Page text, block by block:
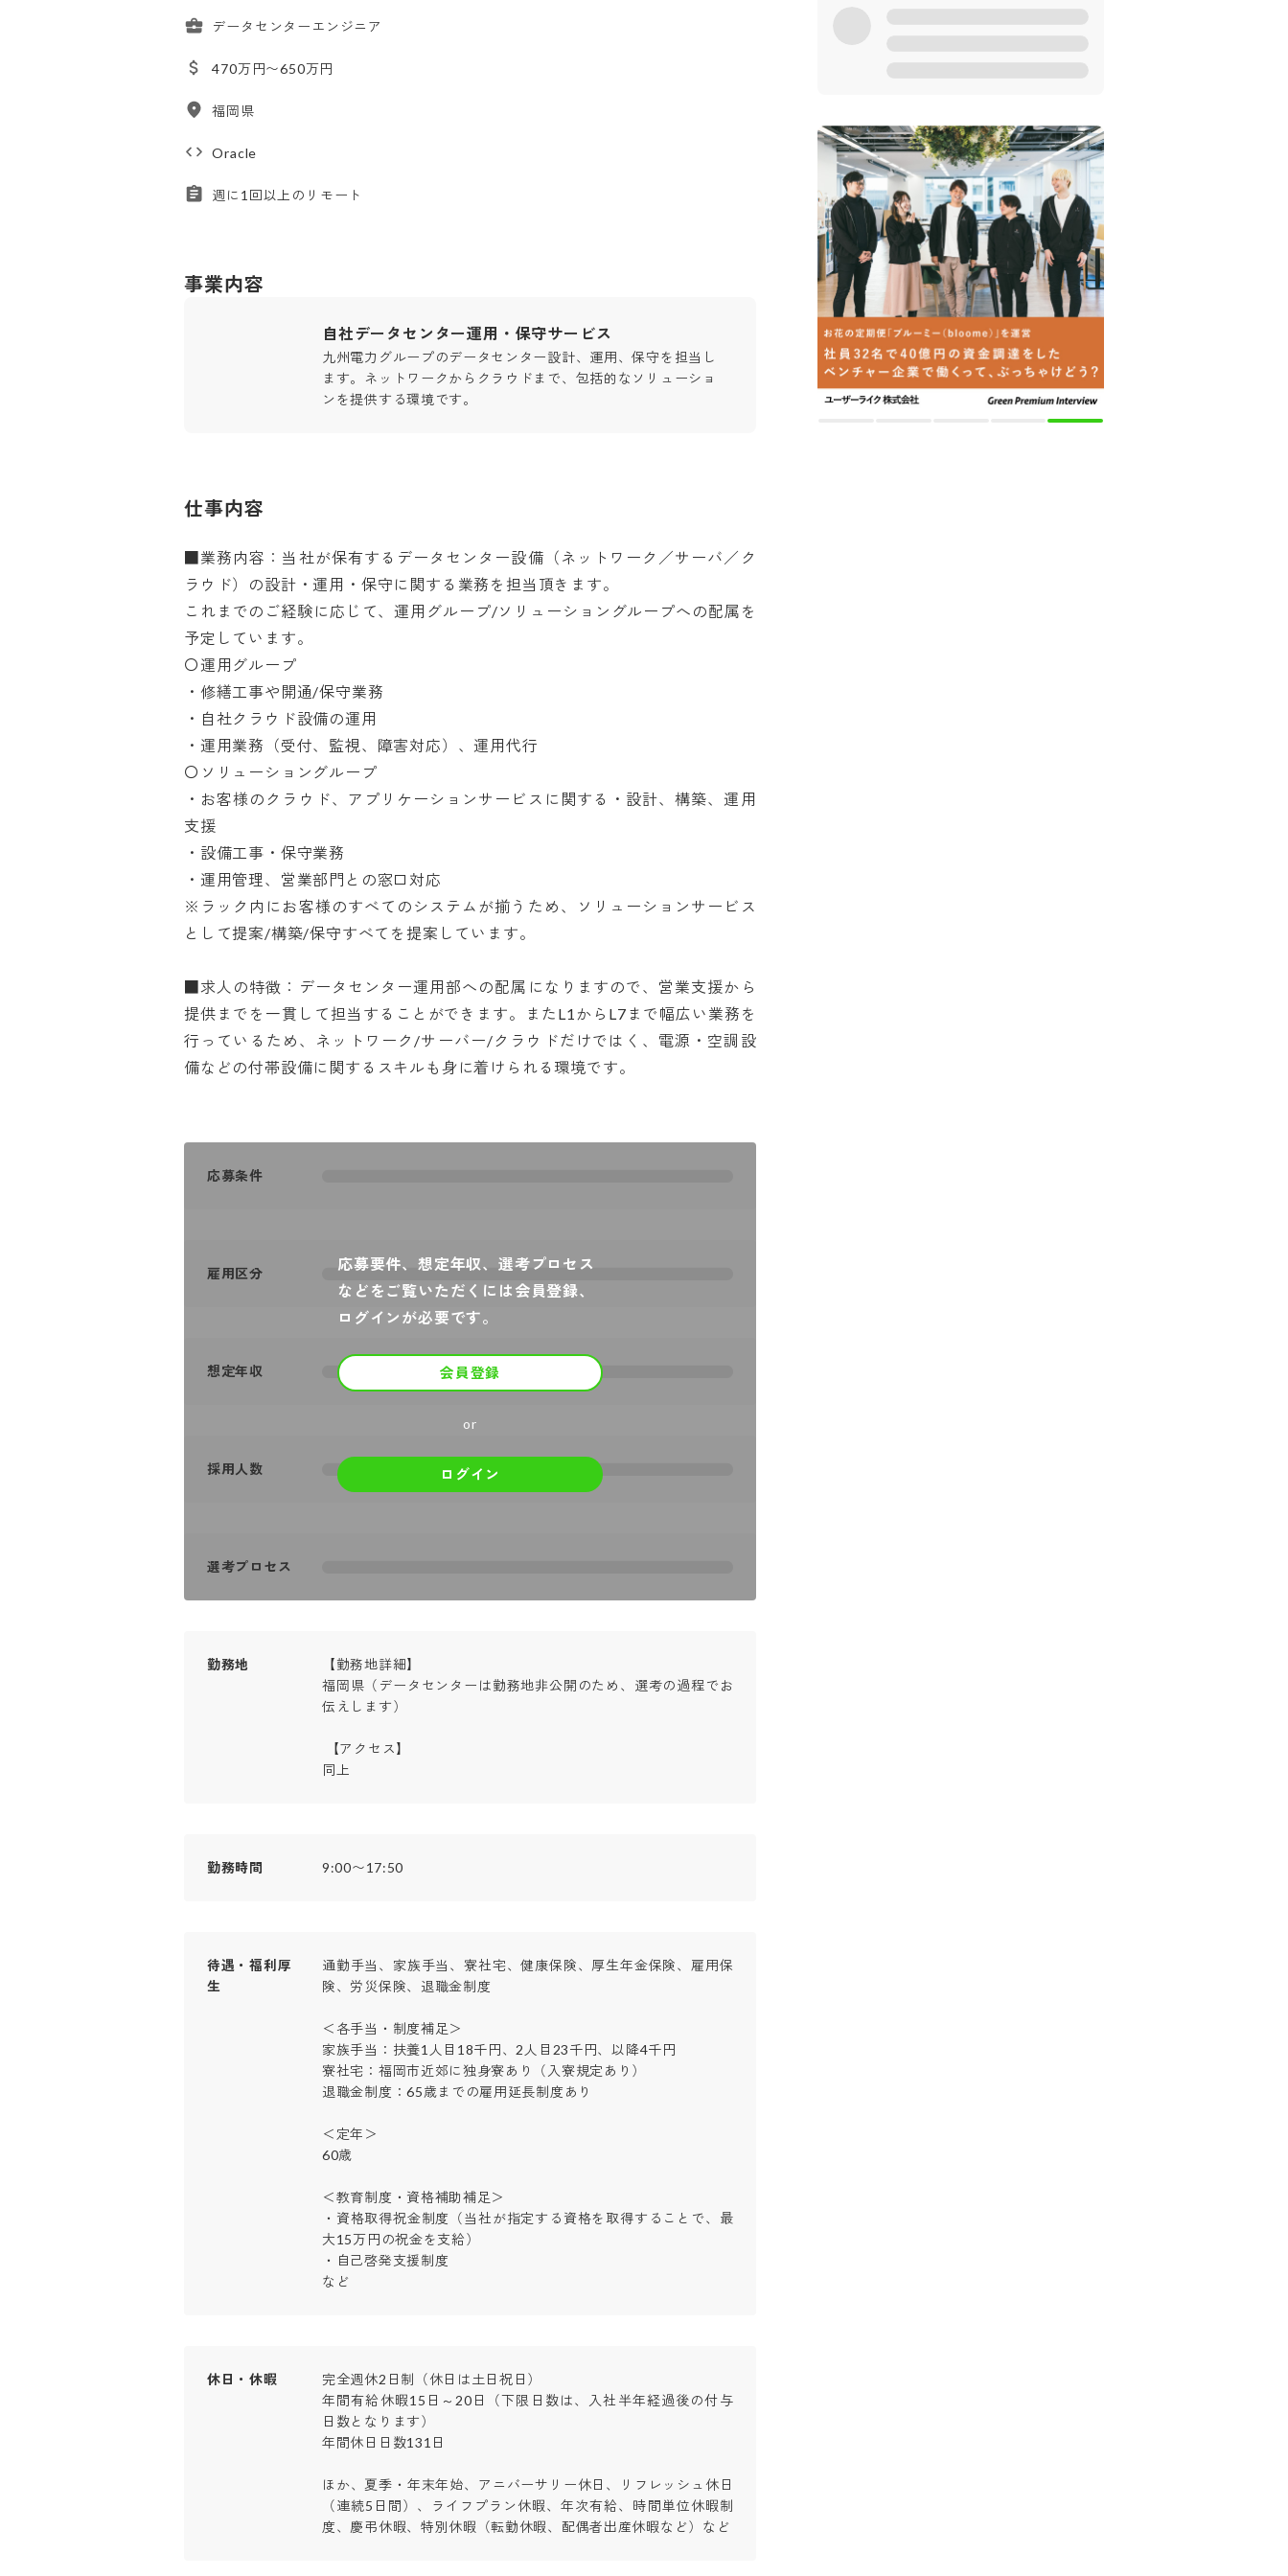
データセンターエンジニア
470万円〜650万円
福岡県
Oracle
週に1回以上のリモート
事業内容
自社データセンター運用・保守サービス
九州電力グループのデータセンター設計、運用、保守を担当し
ます。ネットワークからクラウドまで、包括的なソリューショ
ンを提供する環境です。
仕事内容
■業務内容：当社が保有するデータセンター設備（ネットワーク／サーバ／ク
ラウド）の設計・運用・保守に関する業務を担当頂きます。
これまでのご経験に応じて、運用グループ/ソリューショングループへの配属を
予定しています。
〇運用グループ
・修繕工事や開通/保守業務
・自社クラウド設備の運用
・運用業務（受付、監視、障害対応）、運用代行
〇ソリューショングループ
・お客様のクラウド、アプリケーションサービスに関する・設計、構築、運用
支援
・設備工事・保守業務
・運用管理、営業部門との窓口対応
※ラック内にお客様のすべてのシステムが揃うため、ソリューションサービス
として提案/構築/保守すべてを提案しています。
■求人の特徴：データセンター運用部への配属になりますので、営業支援から
提供までを一貫して担当することができます。またL1からL7まで幅広い業務を
行っているため、ネットワーク/サーバー/クラウドだけではく、電源・空調設
備などの付帯設備に関するスキルも身に着けられる環境です。
応募要件、想定年収、選考プロセス
などをご覧いただくには会員登録、
ログインが必要です。
会員登録
or
ログイン
応募条件
雇用区分
想定年収
採用人数
選考プロセス
勤務地
【勤務地詳細】
福岡県（データセンターは勤務地非公開のため、選考の過程でお
伝えします）
同上
勤務時間 9:00〜17:50
待遇・福利厚
生
通勤手当、家族手当、寮社宅、健康保険、厚生年金保険、雇用保
険、労災保険、退職金制度
＜各手当・制度補足＞
家族手当：扶養1人目18千円、2人目23千円、以降4千円
寮社宅：福岡市近郊に独身寮あり（入寮規定あり）
退職金制度：65歳までの雇用延長制度あり
＜定年＞
60歳
＜教育制度・資格補助補足＞
・資格取得祝金制度（当社が指定する資格を取得することで、最
大15万円の祝金を支給）
・自己啓発支援制度
など
休日・休暇
完全週休2日制（休日は土日祝日）
年間有給休暇15日～20日（下限日数は、入社半年経過後の付与
日数となります）
年間休日日数131日
ほか、夏季・年末年始、アニバーサリー休日、リフレッシュ休日
（連続5日間）、ライフプラン休暇、年次有給、時間単位休暇制
度、慶弔休暇、特別休暇（転勤休暇、配偶者出産休暇など）など